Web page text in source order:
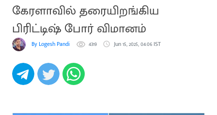
கேரளாவில் தரையிறங்கிய
பிரிட்டிஷ் போர் விமானம்
By Logesh Pandi 4319 Jun 15, 2025, 04:06 IST